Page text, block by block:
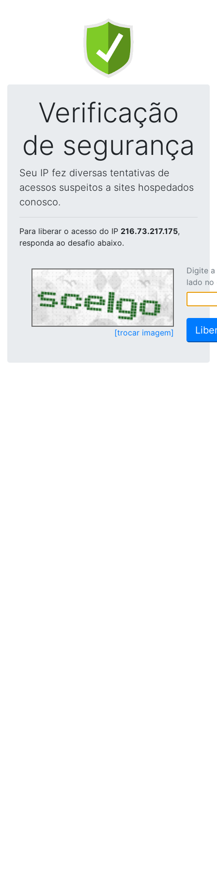
Verificação
de segurança
Seu IP fez diversas tentativas de
acessos suspeitos a sites hospedados
conosco.
Para liberar o acesso do IP 216.73.217.175,
responda ao desafio abaixo.
[trocar imagem]
Digite
lado no